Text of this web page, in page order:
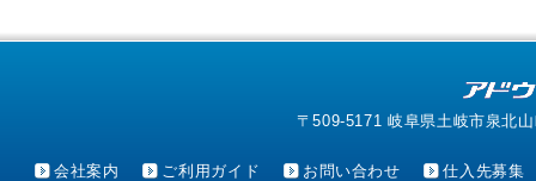
〒509-5171 岐阜県土岐市泉北
会社案内 ご利用ガイド お問い合わせ 仕入先募集